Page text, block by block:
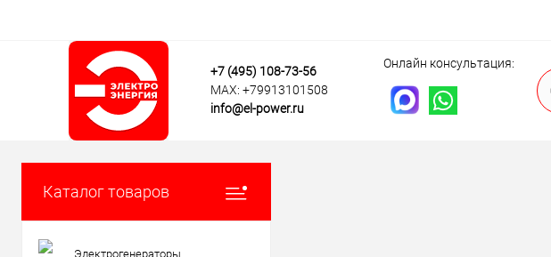
+7 (495) 108-73-56
MAX: +79913101508
info@el-power.ru
Онлайн консультация:
Каталог товаров
Электрогенераторы